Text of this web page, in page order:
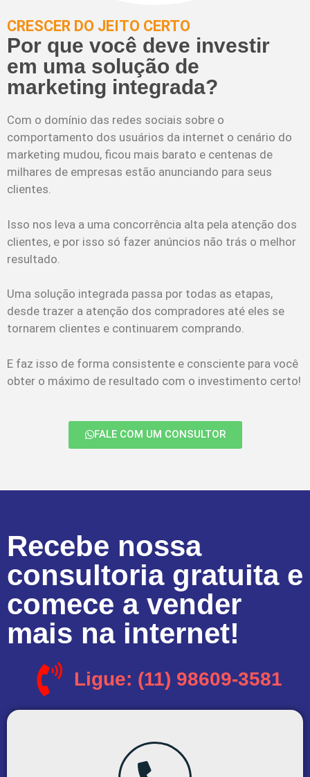
CRESCER DO JEITO CERTO
Por que você deve investir
em uma solução de
marketing integrada?
Com o domínio das redes sociais sobre o
comportamento dos usuários da internet o cenário do
marketing mudou, ficou mais barato e centenas de
milhares de empresas estão anunciando para seus
clientes.
Isso nos leva a uma concorrência alta pela atenção dos
clientes, e por isso só fazer anúncios não trás o melhor
resultado.
Uma solução integrada passa por todas as etapas,
desde trazer a atenção dos compradores até eles se
tornarem clientes e continuarem comprando.
E faz isso de forma consistente e consciente para você
obter o máximo de resultado com o investimento certo!
FALE COM UM CONSULTOR
Recebe nossa
consultoria gratuita e
comece a vender
mais na internet!
Ligue: (11) 98609-3581